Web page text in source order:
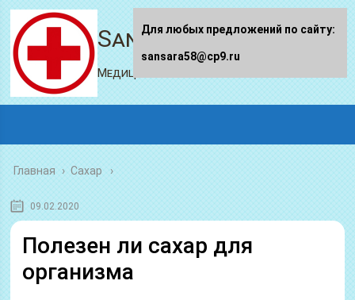
Sansara58.ru
Медицинский портал
Главная › Сахар
09.02.2020
Полезен ли сахар для
организма
Для любых предложений по сайту:
sansara58@cp9.ru